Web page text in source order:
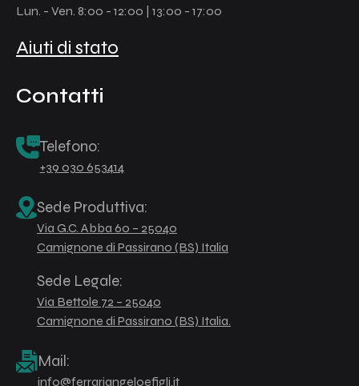
Lun. - Ven. 8:00 - 12:00 | 13:00 - 17:00
Aiuti di stato
Contatti
Telefono:
+39 030 653414
Sede Produttiva:
Via G.C. Abba 60 – 25040
Camignone di Passirano (BS) Italia
Sede Legale:
Via Bettole 72 – 25040
Camignone di Passirano (BS) Italia.
Mail:
info@ferrariangeloefigli.it